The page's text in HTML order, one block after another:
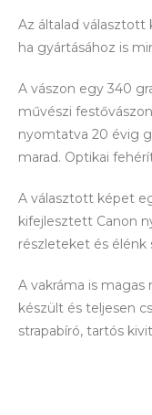
Az általad választott
ha gyártásához is
A vászon egy 340
művészi
nyomtatva 20 évig
marad. Optikai
A választott képet
kifejlesztett Canon
részleteket és élénk
A vakráma is
készült és teljesen
strapabíró, tartós